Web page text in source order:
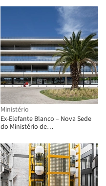
Associates | AVW Architecture
Ministério
Ex-Elefante Blanco – Nova Sede
do Ministério de
Hábitat / Diretoria Geral de
Arquitetura + MDUyT + GCBA